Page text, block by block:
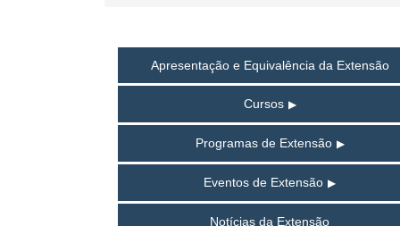
Apresentação e Equivalência da Extensão
Cursos
Programas de Extensão
Eventos de Extensão
Notícias da Extensão